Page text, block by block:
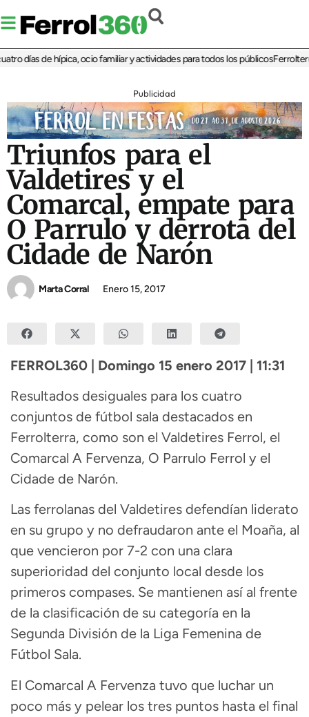
días de hípica, ocio familiar y actividades para todos los públicosFerrolterra
Publicidad
Triunfos para el
Valdetires y el
Comarcal, empate para
O Parrulo y derrota del
Cidade de Narón
Marta Corral Enero 15, 2017
FERROL360 | Domingo 15 enero 2017 | 11:31
Resultados desiguales para los cuatro
conjuntos de fútbol sala destacados en
Ferrolterra, como son el Valdetires Ferrol, el
Comarcal A Fervenza, O Parrulo Ferrol y el
Cidade de Narón.
Las ferrolanas del Valdetires defendían liderato
en su grupo y no defraudaron ante el Moaña, al
que vencieron por 7-2 con una clara
superioridad del conjunto local desde los
primeros compases. Se mantienen así al frente
de la clasificación de su categoría en la
Segunda División de la Liga Femenina de
Fútbol Sala.
El Comarcal A Fervenza tuvo que luchar un
poco más y pelear los tres puntos hasta el final